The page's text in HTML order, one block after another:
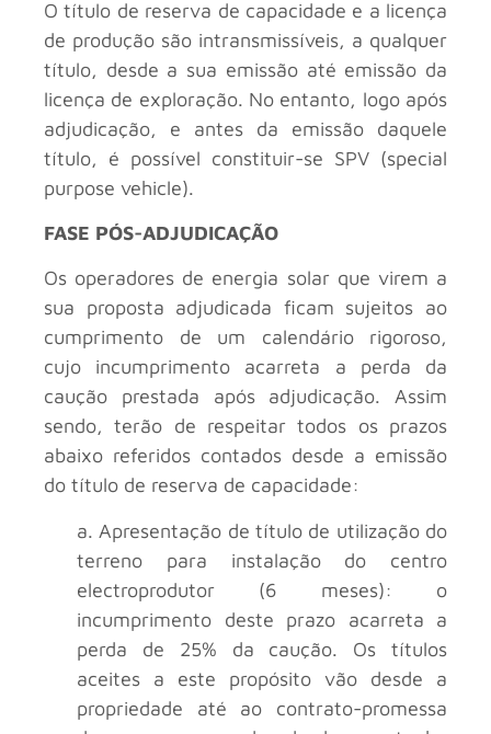
O título de reserva de capacidade e a licença
de produção são intransmissíveis, a qualquer
título, desde a sua emissão até emissão da
licença de exploração. No entanto, logo após
adjudicação, e antes da emissão daquele
título, é possível constituir-se SPV (special
purpose vehicle).
FASE PÓS-ADJUDICAÇÃO
Os operadores de energia solar que virem a
sua proposta adjudicada ficam sujeitos ao
cumprimento de um calendário rigoroso,
cujo incumprimento acarreta a perda da
caução prestada após adjudicação. Assim
sendo, terão de respeitar todos os prazos
abaixo referidos contados desde a emissão
do título de reserva de capacidade:
a. Apresentação de título de utilização do
terreno para instalação do centro
electroprodutor (6 meses): o
incumprimento deste prazo acarreta a
perda de 25% da caução. Os títulos
aceites a este propósito vão desde a
propriedade até ao contrato-promessa